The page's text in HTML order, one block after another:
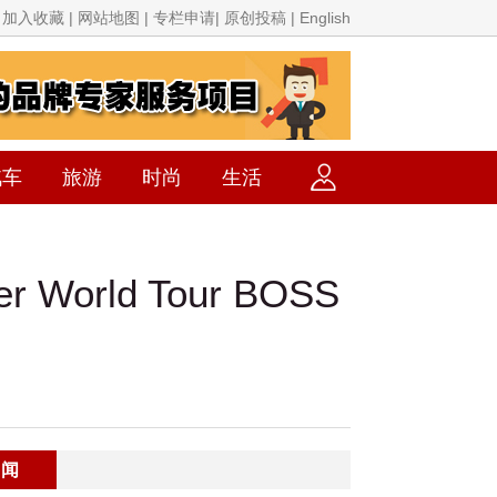
入收藏 | 网站地图 | 专栏申请| 原创投稿 | English
旅游 时尚 生活
World Tour BOSS